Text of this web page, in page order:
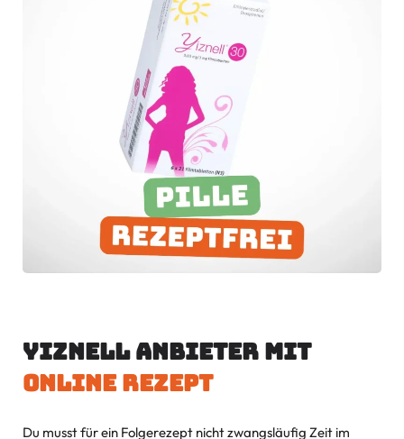
Yiznell Anbieter mit
Online Rezept
Du musst für ein Folgerezept nicht zwangsläufig Zeit im